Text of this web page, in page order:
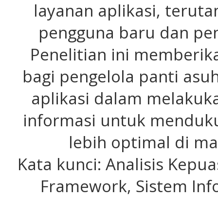
layanan aplikasi,
pengguna baru dan
Penelitian ini
bagi pengelola panti
aplikasi dalam
informasi untuk
lebih optimal di
Kata kunci: Analisis
Framework, Sistem